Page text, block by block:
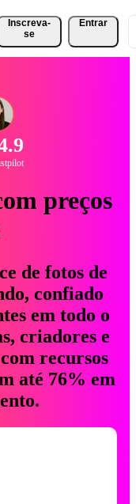
Inscreva-
se
Entrar
preços
de fotos de
confiado
em todo o
criadores e
recursos
até 76% em